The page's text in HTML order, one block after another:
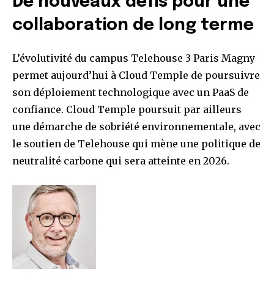
collaboration de long terme
L’évolutivité du campus Telehouse 3 Paris Magny
permet aujourd’hui à Cloud Temple de poursuivre
son déploiement technologique avec un PaaS de
confiance. Cloud Temple poursuit par ailleurs
une démarche de sobriété environnementale, avec
le soutien de Telehouse qui mène une politique de
neutralité carbone qui sera atteinte en 2026.